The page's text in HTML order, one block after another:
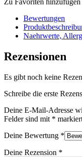
Zu Favoriten hinzufügen
Bewertungen
Naehrwerte,
Rezensionen
Es gibt noch keine
Schreibe die erste
Deine E-Mail-Adresse
Felder sind mit *
Deine Bewertung *
Deine Rezension *